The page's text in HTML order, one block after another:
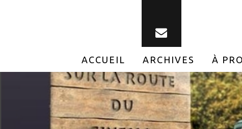
ACCUEIL ARCHIVES À